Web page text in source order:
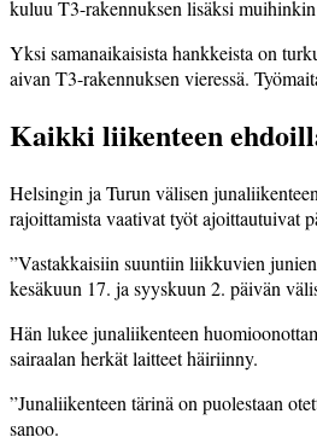
kuluu T3-rakennuksen lisäksi
Yksi samanaikaisista hankkeista on
aivan T3-rakennuksen vieressä.
Kaikki liikenteen
Helsingin ja Turun välisen
rajoittamista vaativat työt ajoittautuivat
”Vastakkaisiin suuntiin liikkuvien
kesäkuun 17. ja syyskuun 2. päivän
Hän lukee junaliikenteen
sairaalan herkät laitteet häiriinny.
”Junaliikenteen tärinä on puolestaan
sanoo.